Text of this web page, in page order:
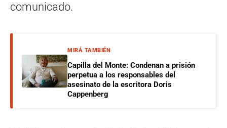
comunicado.
MIRÁ TAMBIÉN
Capilla del Monte: Condenan a prisión
perpetua a los responsables del
asesinato de la escritora Doris
Cappenberg